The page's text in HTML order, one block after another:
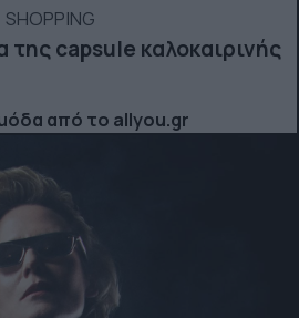
SHOPPING
της capsule καλοκαιρινής
από το allyou.gr